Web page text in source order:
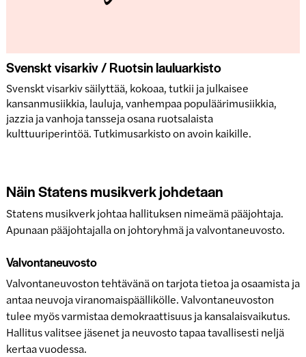
Svenskt visarkiv / Ruotsin lauluarkisto
Svenskt visarkiv säilyttää, kokoaa, tutkii ja julkaisee
kansanmusiikkia, lauluja, vanhempaa populäärimusiikkia,
jazzia ja vanhoja tansseja osana ruotsalaista
kulttuuriperintöä. Tutkimusarkisto on avoin kaikille.
Näin Statens musikverk johdetaan
Statens musikverk johtaa hallituksen nimeämä pääjohtaja.
Apunaan pääjohtajalla on johtoryhmä ja valvontaneuvosto.
Valvontaneuvosto
Valvontaneuvoston tehtävänä on tarjota tietoa ja osaamista ja
antaa neuvoja viranomaispäällikölle. Valvontaneuvoston
tulee myös varmistaa demokraattisuus ja kansalaisvaikutus.
Hallitus valitsee jäsenet ja neuvosto tapaa tavallisesti neljä
kertaa vuodessa.